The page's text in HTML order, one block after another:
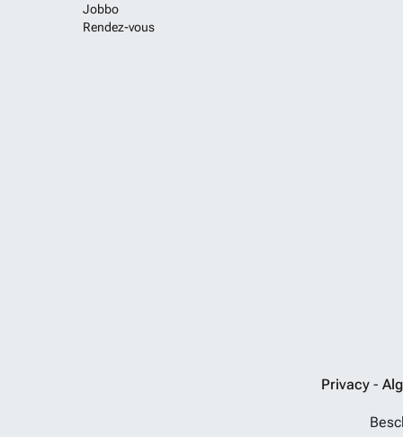
Jobbo
Rendez-vous
Privacy -